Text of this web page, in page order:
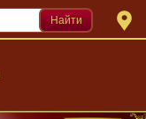
Найти